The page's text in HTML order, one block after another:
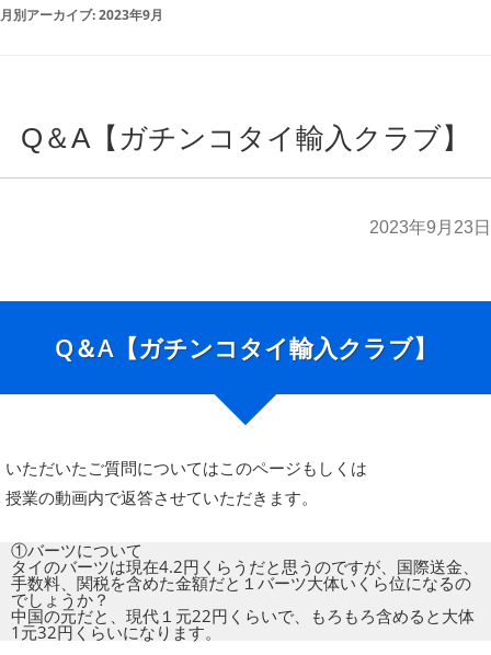
月別アーカイブ:2023年9月
Q＆A【ガチンコタイ輸入クラブ】
2023年9月23日
Q＆A【ガチンコタイ輸入クラブ】
いただいたご質問についてはこのページもしくは
授業の動画内で返答させていただきます。
①バーツについて
タイのバーツは現在4.2円くらうだと思うのですが、国際送金、
手数料、関税を含めた金額だと１バーツ大体いくら位になるの
でしょうか？
中国の元だと、現代１元22円くらいで、もろもろ含めると大体
1元32円くらいになります。